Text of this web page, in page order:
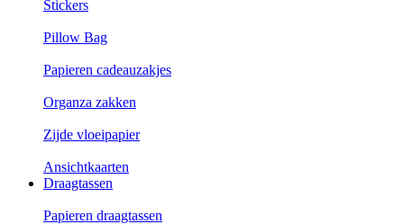
Stickers
Pillow Bag
Papieren cadeauzakjes
Organza zakken
Zijde vloeipapier
Ansichtkaarten
Draagtassen
Papieren draagtassen